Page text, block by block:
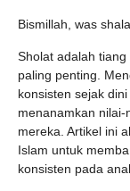
Bismillah, was
Sholat adalah
paling penting.
konsisten sejak
menanamkan
mereka. Artikel ini
Islam untuk
konsisten pada